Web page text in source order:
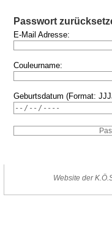
Passwort
E-Mail Adresse:
Couleurname:
Geburtsdatum (Format:
Website der